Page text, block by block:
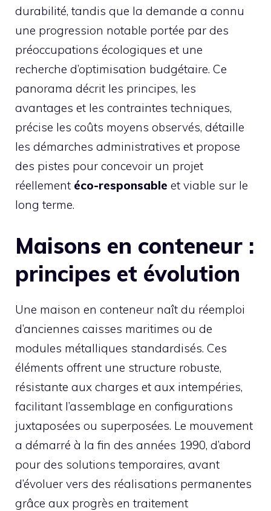
durabilité, tandis que la demande a connu
une progression notable portée par des
préoccupations écologiques et une
recherche d’optimisation budgétaire. Ce
panorama décrit les principes, les
avantages et les contraintes techniques,
précise les coûts moyens observés, détaille
les démarches administratives et propose
des pistes pour concevoir un projet
réellement éco-responsable et viable sur le
long terme.
Maisons en conteneur :
principes et évolution
Une maison en conteneur naît du réemploi
d’anciennes caisses maritimes ou de
modules métalliques standardisés. Ces
éléments offrent une structure robuste,
résistante aux charges et aux intempéries,
facilitant l’assemblage en configurations
juxtaposées ou superposées. Le mouvement
a démarré à la fin des années 1990, d’abord
pour des solutions temporaires, avant
d’évoluer vers des réalisations permanentes
grâce aux progrès en traitement